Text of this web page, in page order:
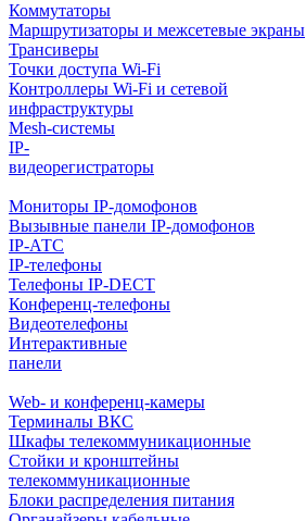
Коммутаторы
Маршрутизаторы и межсетевые экраны
Трансиверы
Точки доступа Wi-Fi
Контроллеры Wi-Fi и сетевой
инфраструктуры
Mesh-системы
IP-
видеорегистраторы
и
Мониторы IP-домофонов
Вызывные панели IP-домофонов
IP-АТС
IP-телефоны
Телефоны IP-DECT
Конференц-телефоны
Видеотелефоны
Интерактивные
панели
Web- и конференц-камеры
Терминалы ВКС
Шкафы телекоммуникационные
Стойки и кронштейны
телекоммуникационные
Блоки распределения питания